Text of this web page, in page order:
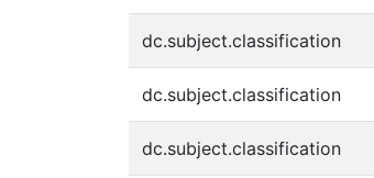
dc.subject.classification
dc.subject.classification
dc.subject.classification